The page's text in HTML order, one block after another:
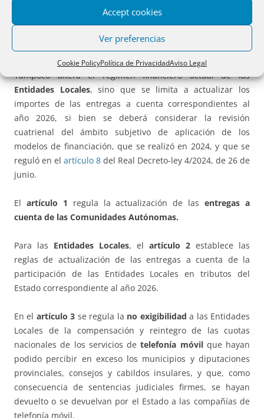
Accept cookies
Ver preferencias
Cookie PolicyPolítica de PrivacidadAviso Legal
Este Real Decreto ley surge de esta necesidad de urgencia,
no altera el régimen financiero actual de las
Comunidades Autónomas
artículos 12 a 20de la Ley 22/2009, de 18 de diciembre.
Tampoco altera el régimen financiero actual de las
Entidades Locales, sino que se limita a actualizar los
importes de las entregas a cuenta correspondientes al
año 2026, si bien se deberá considerar la revisión
cuatrienal del ámbito subjetivo de aplicación de los
modelos de financiación, que se realizó en 2024, y que se
reguló en el artículo 8 del Real Decreto-ley 4/2024, de 26 de
junio.
El artículo 1 regula la actualización de lasentregas a
cuenta de las Comunidades Autónomas.
Para las Entidades Locales, el artículo 2 establece las
reglas de actualización de las entregas a cuenta de la
participación de las Entidades Locales en tributos del
Estado correspondiente al año 2026.
En el artículo 3 se regula la no exigibilidad a las Entidades
Locales de la compensación y reintegro de las cuotas
nacionales de los servicios detelefonía móvilque hayan
podido percibir en exceso los municipios y diputaciones
provinciales, consejos y cabildos insulares, y que, como
consecuencia de sentencias judiciales firmes, se hayan
devuelto o se devuelvan por el Estado a las compañías de
telefonía móvil.